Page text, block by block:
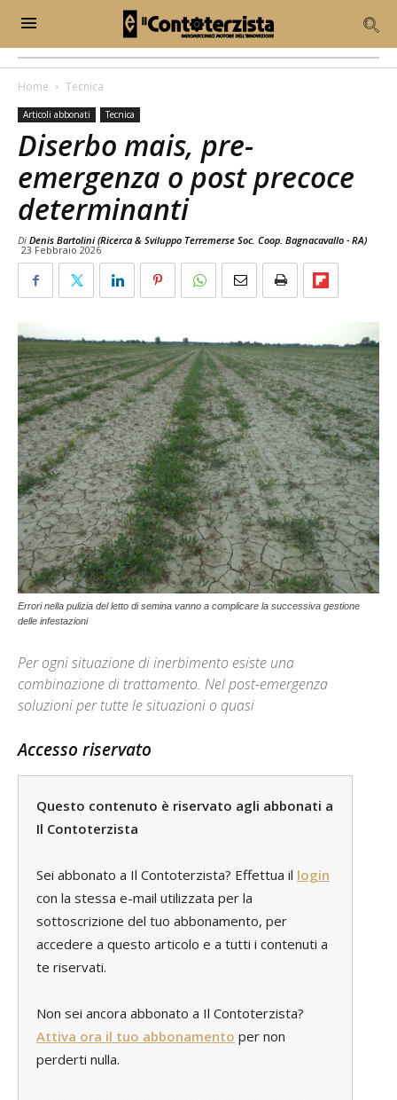
Home Tecnica
Articoli abbonati Tecnica
Diserbo mais, pre-
emergenza o post precoce
determinanti
Di Denis Bartolini (Ricerca & Sviluppo Terremerse Soc. Coop. Bagnacavallo - RA)
23 Febbraio 2026
Errori nella pulizia del letto di semina vanno a complicare la successiva gestione
delle infestazioni
Per ogni situazione di inerbimento esiste una
combinazione di trattamento. Nel post-emergenza
soluzioni per tutte le situazioni o quasi
Accesso riservato
Questo contenuto è riservato agli abbonati a
Il Contoterzista
Sei abbonato a Il Contoterzista? Effettua il login
con la stessa e-mail utilizzata per la
sottoscrizione del tuo abbonamento, per
accedere a questo articolo e a tutti i contenuti a
te riservati.
Non sei ancora abbonato a Il Contoterzista?
Attiva ora il tuo abbonamento per non
perderti nulla.